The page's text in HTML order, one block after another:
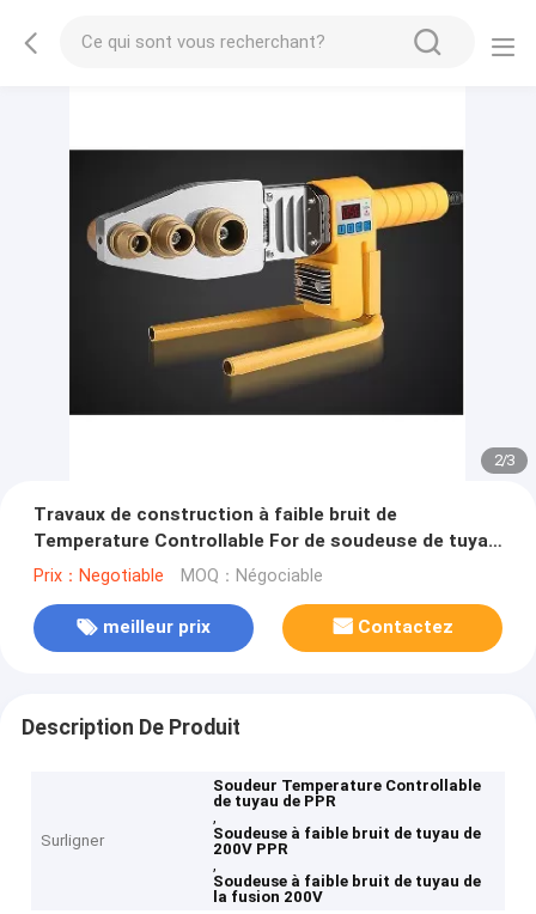
2/3
Travaux de construction à faible bruit de
Temperature Controllable For de soudeuse de tuyau
de 200V PPR
Prix：Negotiable MOQ：Négociable
meilleur prix Contactez
Description De Produit
Surligner
Soudeur Temperature Controllable
de tuyau de PPR
,
Soudeuse à faible bruit de tuyau de
200V PPR
,
Soudeuse à faible bruit de tuyau de
la fusion 200V